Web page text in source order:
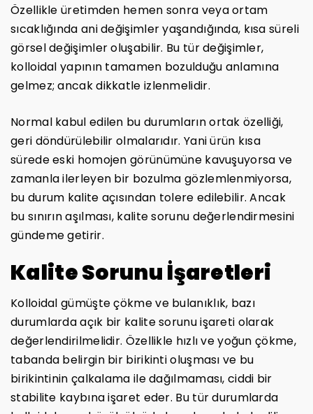
Özellikle üretimden hemen sonra veya ortam
sıcaklığında ani değişimler yaşandığında, kısa süreli
görsel değişimler oluşabilir. Bu tür değişimler,
kolloidal yapının tamamen bozulduğu anlamına
gelmez; ancak dikkatle izlenmelidir.
Normal kabul edilen bu durumların ortak özelliği,
geri döndürülebilir olmalarıdır. Yani ürün kısa
sürede eski homojen görünümüne kavuşuyorsa ve
zamanla ilerleyen bir bozulma gözlemlenmiyorsa,
bu durum kalite açısından tolere edilebilir. Ancak
bu sınırın aşılması, kalite sorunu değerlendirmesini
gündeme getirir.
Kalite Sorunu İşaretleri
Kolloidal gümüşte çökme ve bulanıklık, bazı
durumlarda açık bir kalite sorunu işareti olarak
değerlendirilmelidir. Özellikle hızlı ve yoğun çökme,
tabanda belirgin bir birikinti oluşması ve bu
birikintinin çalkalama ile dağılmaması, ciddi bir
stabilite kaybına işaret eder. Bu tür durumlarda